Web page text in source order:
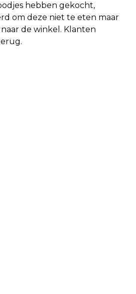
hebben gekocht,
om deze niet te eten maar
de winkel. Klanten